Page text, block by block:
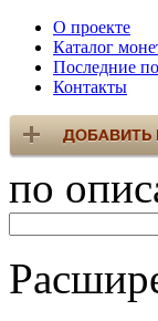
О проекте
Каталог
Последние
Контакты
по